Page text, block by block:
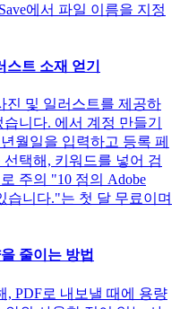
에서 파일 이름을 지정
스트 소재 얻기
진 및 일러스트를 제공하
니다. 에서 계정 만들기
월일을 입력하고 등록 페
택해, 키워드를 넣어 검
주의 "10 점의 Adobe
습니다."는 첫 달 무료이며
줄이는 방법
, PDF로 내보낼 때에 용량